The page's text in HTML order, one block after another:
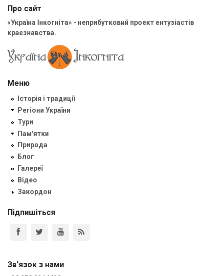
Про сайт
«Україна Інкогніта» - неприбутковий проект ентузіастів
краєзнавства.
Меню
Історія і традиції
Регіони України
Тури
Пам'ятки
Природа
Блог
Галереї
Відео
Закордон
Підпишіться
Зв'язок з нами